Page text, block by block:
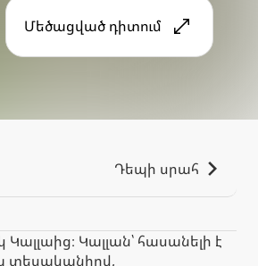
Մեծացված դիտում
Դեպի սրահ
Կալլան՝ հասանելի է
տեսականիով,